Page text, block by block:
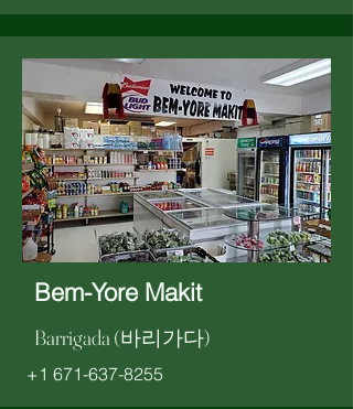
Bem-Yore Makit
Barrigada (바리가다)
+1 671-637-8255